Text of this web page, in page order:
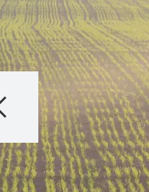
Producto
Información
Historias &